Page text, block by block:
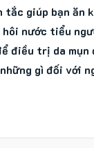
tắc giúp bạn ăn
hôi nước tiểu
điều trị da
gì đối với